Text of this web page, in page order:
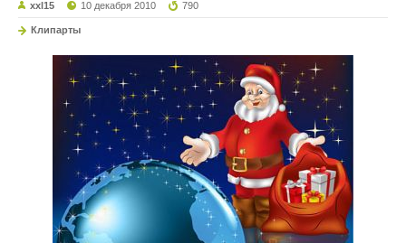
xxl15 10 декабря 2010 790
Клипарты